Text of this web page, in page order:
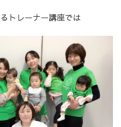
トレーナー講座では